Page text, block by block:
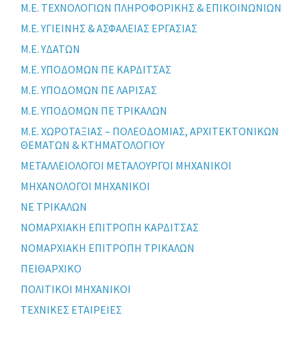
Μ.Ε. ΤΕΧΝΟΛΟΓΙΩΝ ΠΛΗΡΟΦΟΡΙΚΗΣ & ΕΠΙΚΟΙΝΩΝΙΩΝ
Μ.Ε. ΥΓΙΕΙΝΗΣ & ΑΣΦΑΛΕΙΑΣ ΕΡΓΑΣΙΑΣ
Μ.Ε. ΥΔΑΤΩΝ
Μ.Ε. ΥΠΟΔΟΜΩΝ ΠΕ ΚΑΡΔΙΤΣΑΣ
Μ.Ε. ΥΠΟΔΟΜΩΝ ΠΕ ΛΑΡΙΣΑΣ
Μ.Ε. ΥΠΟΔΟΜΩΝ ΠΕ ΤΡΙΚΑΛΩΝ
Μ.Ε. ΧΩΡΟΤΑΞΙΑΣ – ΠΟΛΕΟΔΟΜΙΑΣ, ΑΡΧΙΤΕΚΤΟΝΙΚΩΝ
ΘΕΜΑΤΩΝ & ΚΤΗΜΑΤΟΛΟΓΙΟΥ
ΜΕΤΑΛΛΕΙΟΛΟΓΟΙ ΜΕΤΑΛΟΥΡΓΟΙ ΜΗΧΑΝΙΚΟΙ
ΜΗΧΑΝΟΛΟΓΟΙ ΜΗΧΑΝΙΚΟΙ
ΝΕ ΤΡΙΚΑΛΩΝ
ΝΟΜΑΡΧΙΑΚΗ ΕΠΙΤΡΟΠΗ ΚΑΡΔΙΤΣΑΣ
ΝΟΜΑΡΧΙΑΚΗ ΕΠΙΤΡΟΠΗ ΤΡΙΚΑΛΩΝ
ΠΕΙΘΑΡΧΙΚΟ
ΠΟΛΙΤΙΚΟΙ ΜΗΧΑΝΙΚΟΙ
ΤΕΧΝΙΚΕΣ ΕΤΑΙΡΕΙΕΣ